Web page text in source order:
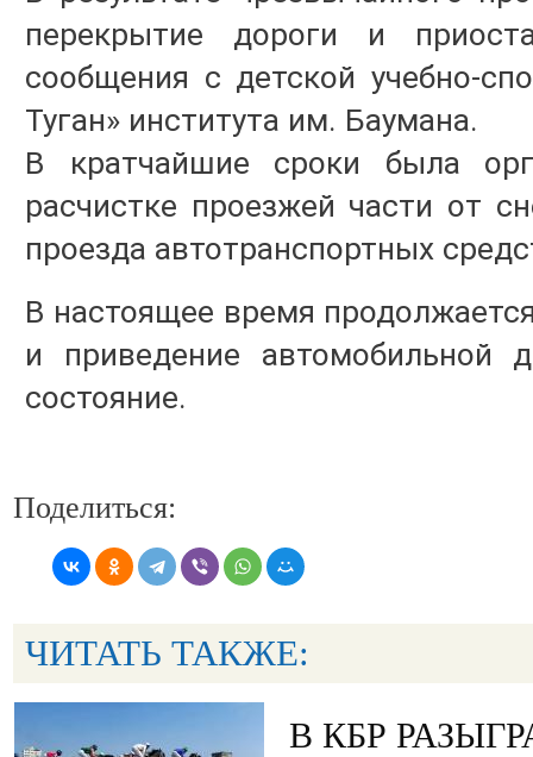
перекрытие дороги и
сообщения с детской учебно-
Туган» института им. Баумана.⠀
В кратчайшие сроки была
расчистке проезжей части от
проезда автотранспортных
В настоящее время
и приведение автомобильной
состояние.
Поделиться:
ЧИТАТЬ ТАКЖЕ:
В КБР